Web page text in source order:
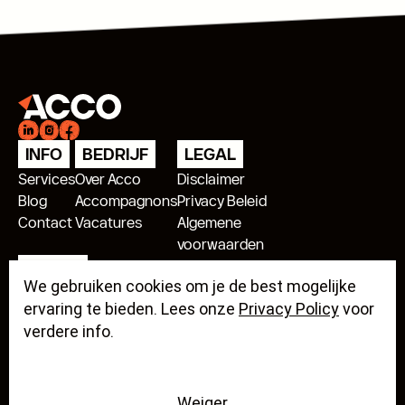
We gebruiken cookies om je de best mogelijke
ervaring te bieden. Lees onze Privacy Policyvoor
verdere info.
niet overeenkomt, kan je een foutmelding krijgen.
INFO
Services
Blog
Contact
BEDRIJF
Over Acco
Accompagnons
Vacatures
LEGAL
Disclaimer
Privacy Beleid
Algemene
voorwaarden
Acco Antwerpen